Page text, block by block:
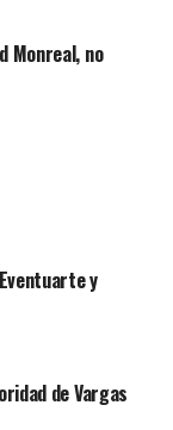
Monreal, no
y
de Vargas